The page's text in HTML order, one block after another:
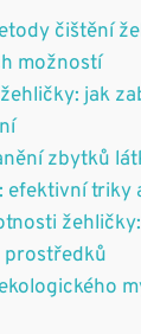
čištění
možností
jak
‍zbytků
efektivní triky